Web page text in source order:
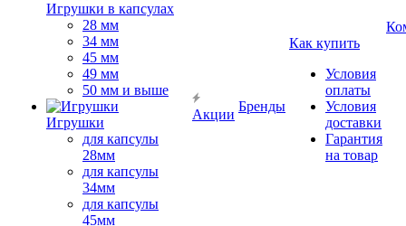
Игрушки в капсулах
28 мм
34 мм
45 мм
49 мм
50 мм и выше
Игрушки
для капсулы
28мм
для капсулы
34мм
для капсулы
45мм
Акции
Бренды
Как купить
Условия
оплаты
Условия
доставки
Гарантия
на товар